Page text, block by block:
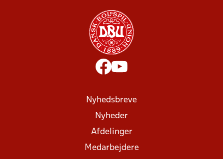
Nyhedsbreve
Nyheder
Afdelinger
Medarbejdere